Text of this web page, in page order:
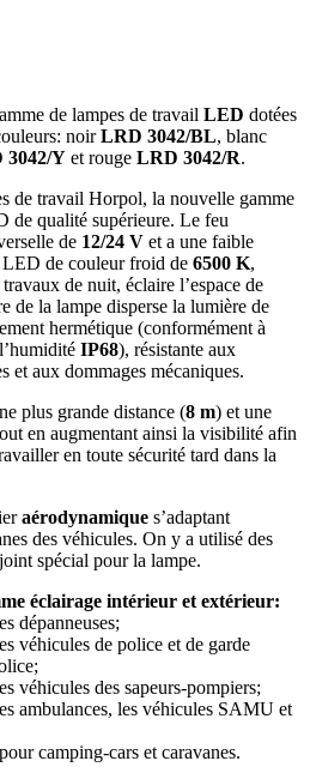
de lampes de travail LED dotées
noirLRD 3042/BL, blanc
3042/Y et rouge LRD 3042/R.
de travail Horpol, la nouvelle gamme
de qualité supérieure. Le feu
de 12/24 V et a une faible
LED de couleur froid de 6500 K,
de nuit, éclaire l’espace de
de la lampe disperse la lumière de
hermétique (conformément à
IP68), résistante aux
et aux dommages mécaniques.
plus grande distance (8 m) et une
en augmentant ainsi la visibilité afin
en toute sécurité tard dans la
aérodynamique s’adaptant
des véhicules. On y a utilisé des
spécial pour la lampe.
éclairage intérieur et extérieur:
dépanneuses;
véhicules de police et de garde
véhicules des sapeurs-pompiers;
ambulances, les véhicules SAMU et
camping-cars et caravanes.